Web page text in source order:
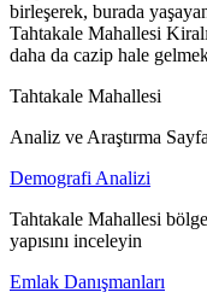
birleşerek, burada
Tahtakale Mahallesi
daha da cazip hale
Tahtakale Mahallesi
Analiz ve Araştırma
Demografi Analizi
Tahtakale Mahallesi
yapısını inceleyin
Emlak Danışmanları